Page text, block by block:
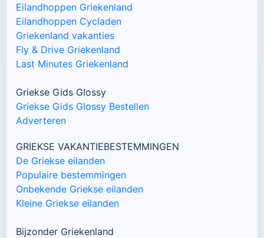
Eilandhoppen Griekenland
Eilandhoppen Cycladen
Griekenland vakanties
Fly & Drive Griekenland
Last Minutes Griekenland
Griekse Gids Glossy
Griekse Gids Glossy Bestellen
Adverteren
GRIEKSE VAKANTIEBESTEMMINGEN
De Griekse eilanden
Populaire bestemmingen
Onbekende Griekse eilanden
Kleine Griekse eilanden
Bijzonder Griekenland